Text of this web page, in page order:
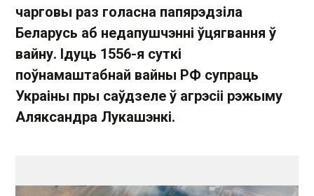
чарговы раз голасна папярэдзіла
Беларусь аб недапушчэнні ўцягвання ў
вайну. Ідуць 1556-я суткі
поўнамаштабнай вайны РФ супраць
Украіны пры саўдзеле ў агрэсіі рэжыму
Аляксандра Лукашэнкі.